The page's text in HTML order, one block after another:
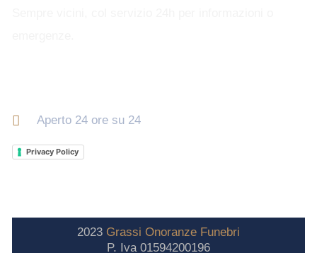
Aperto 24 ore su 24
Privacy Policy
2023 Grassi Onoranze Funebri
P. Iva 01594200196